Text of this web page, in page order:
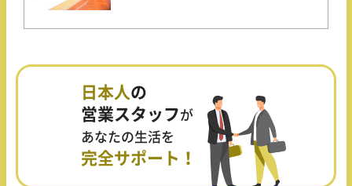
日本人の
営業スタッフが
あなたの生活を
完全サポート！